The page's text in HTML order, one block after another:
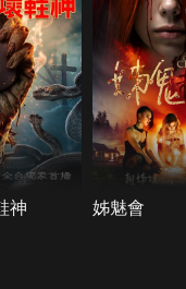
神 姊魅會